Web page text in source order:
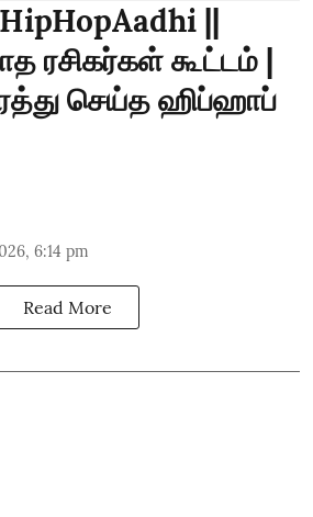
||
ரசிகர்கள் கூட்டம் |
செய்த ஹிப்ஹாப்
6:14 pm
Read More